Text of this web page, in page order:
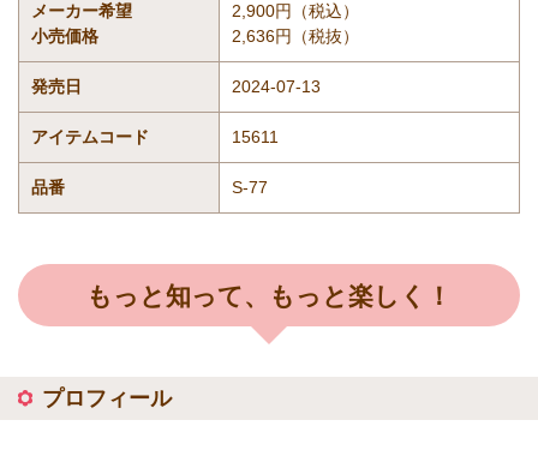
メーカー希望
小売価格
2,900円（税込）
2,636円（税抜）
発売日 2024-07-13
アイテムコード 15611
品番 S-77
もっと知って、もっと楽しく！
プロフィール